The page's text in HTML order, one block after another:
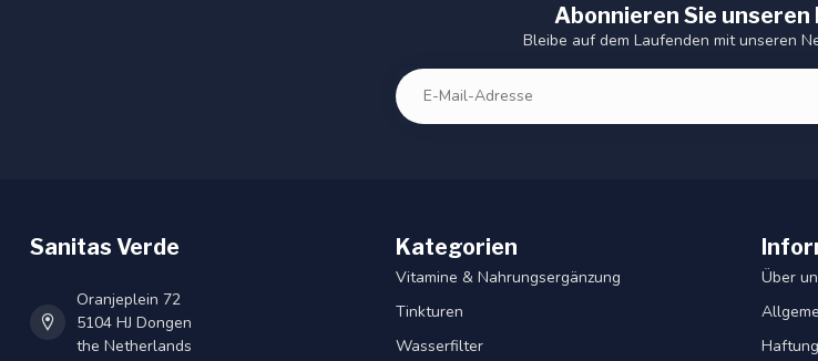
Abonnieren Sie
Bleibe auf dem Laufenden mit unseren
Sanitas Verde
Oranjeplein 72
5104 HJ Dongen
the Netherlands
Kategorien
Vitamine & Nahrungsergänzung
Tinkturen
Wasserfilter
Über